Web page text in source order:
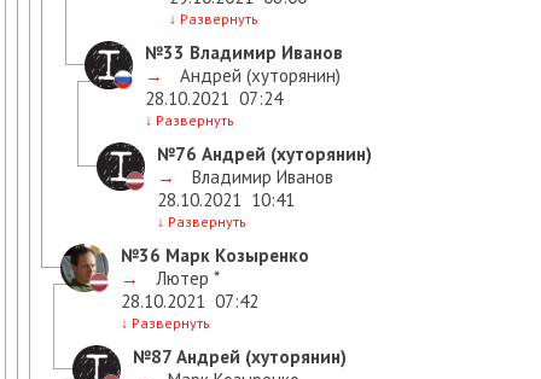
↓ Развернуть
№33 Владимир Иванов
→
Андрей (хуторянин)
28.10.2021 07:24
↓ Развернуть
№76 Андрей (хуторянин)
→
Владимир Иванов
28.10.2021 10:41
↓ Развернуть
№36 Марк Козыренко
→
Лютер *
28.10.2021 07:42
↓ Развернуть
№87 Андрей (хуторянин)